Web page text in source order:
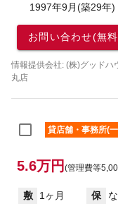
1997年9月(築29年)
お問い合わせ(無
情報提供会社: (株)グッド
丸店
貸店舗・事務所(
5.6万円 (管理費等
敷 1ヶ月 保